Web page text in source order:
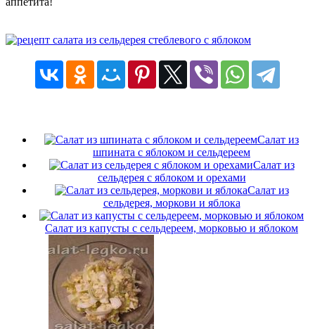
Салат из
шпината с яблоком и сельдереем
Салат из
сельдерея с яблоком и орехами
Салат из
сельдерея, моркови и яблока
Салат из капусты с сельдереем, морковью и яблоком